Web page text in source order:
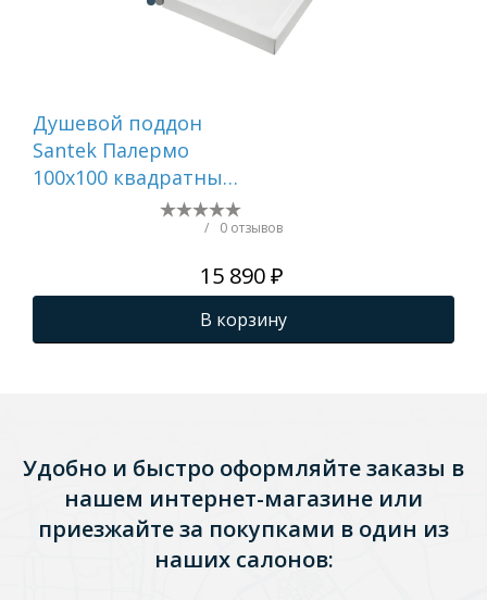
Душевой поддон
Santek Палермо
100х100 квадратный
белый 1WH501807
/ 0 отзывов
15 890 ₽
В корзину
Удобно и быстро оформляйте заказы в
нашем интернет-магазине или
приезжайте за покупками в один из
наших салонов: